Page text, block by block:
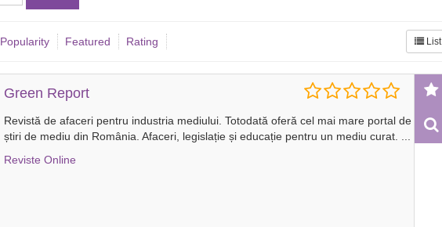
Popularity Featured Rating List
Green Report
Revistă de afaceri pentru industria mediului. Totodată oferă cel mai mare portal de
știri de mediu din România. Afaceri, legislație și educație pentru un mediu curat.
Reviste Online